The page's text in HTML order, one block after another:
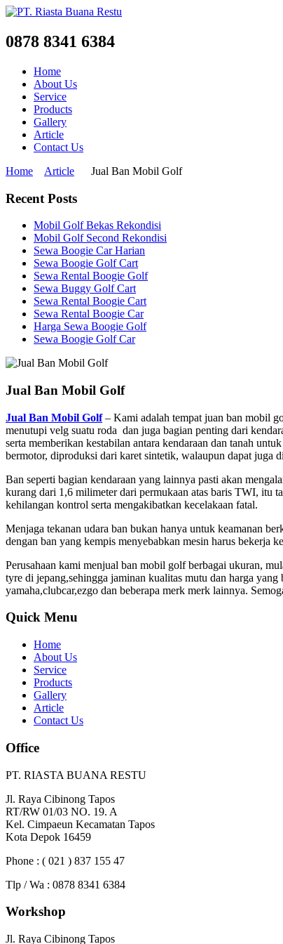
0878 8341 6384
Home
About Us
Service
Products
Gallery
Article
Contact Us
Home
Article Jual Ban Mobil Golf
Recent Posts
Mobil Golf Bekas Rekondisi
Mobil Golf Second Rekondisi
Sewa Boogie Car Harian
Sewa Boogie Golf Cart
Sewa Rental Boogie Golf
Sewa Buggy Golf Cart
Sewa Rental Boogie Cart
Sewa Rental Boogie Car
Harga Sewa Boogie Golf
Sewa Boogie Golf Car
Jual Ban Mobil Golf
Jual Ban Mobil Golf– Kami adalah tempat juan ban mobil
menutupi velg suatu roda dan juga bagian penting dari
serta memberikan kestabilan antara kendaraan dan tanah
bermotor, diproduksi dari karet sintetik, walaupun dapat juga
Ban seperti bagian kendaraan yang lainnya pasti akan
kurang dari 1,6 milimeter dari permukaan atas baris TWI, itu
kehilangan kontrol serta mengakibatkan kecelakaan fatal.
Menjaga tekanan udara ban bukan hanya untuk keamanan
dengan ban yang kempis menyebabkan mesin harus bekerja
Perusahaan kami menjual ban mobil golf berbagai ukuran,
tyre di jepang,sehingga jaminan kualitas mutu dan harga
yamaha,clubcar,ezgo dan beberapa merk merk lainnya.
Quick Menu
Home
About Us
Service
Products
Gallery
Article
Contact Us
Office
PT. RIASTA BUANA RESTU
Jl. Raya Cibinong Tapos
RT/RW 01/03 NO. 19. A
Kel. Cimpaeun Kecamatan Tapos
Kota Depok 16459
Phone : ( 021 ) 837 155 47
Tlp / Wa : 0878 8341 6384
Workshop
Jl. Raya Cibinong Tapos